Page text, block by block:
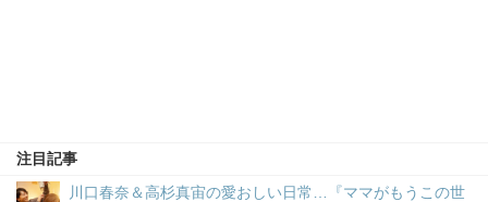
注目記事
川口春奈＆高杉真宙の愛おしい日常…『ママがもうこの世